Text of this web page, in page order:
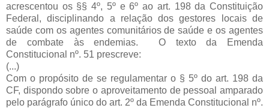
acrescentou os §§ 4º, 5º e 6º ao art. 198 da Constituição
Federal, disciplinando a relação dos gestores locais de
saúde com os agentes comunitários de saúde e os agentes
de combate às endemias. O texto da Emenda
Constitucional nº. 51 prescreve:
(...)
Com o propósito de se regulamentar o § 5º do art. 198 da
CF, dispondo sobre o aproveitamento de pessoal amparado
pelo parágrafo único do art. 2º da Emenda Constitucional nº.